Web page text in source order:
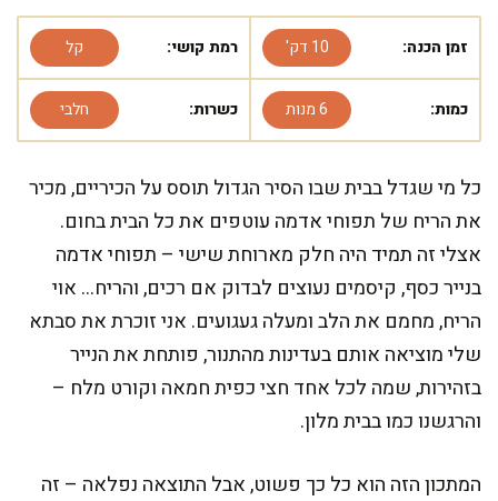
זמן הכנה: 10 דק' רמת קושי: קל
כמות: 6 מנות כשרות: חלבי
כל מי שגדל בבית שבו הסיר הגדול תוסס על הכיריים, מכיר
את הריח של תפוחי אדמה עוטפים את כל הבית בחום.
אצלי זה תמיד היה חלק מארוחת שישי – תפוחי אדמה
בנייר כסף, קיסמים נעוצים לבדוק אם רכים, והריח… אוי
הריח, מחמם את הלב ומעלה געגועים. אני זוכרת את סבתא
שלי מוציאה אותם בעדינות מהתנור, פותחת את הנייר
בזהירות, שמה לכל אחד חצי כפית חמאה וקורט מלח –
והרגשנו כמו בבית מלון.
המתכון הזה הוא כל כך פשוט, אבל התוצאה נפלאה – זה